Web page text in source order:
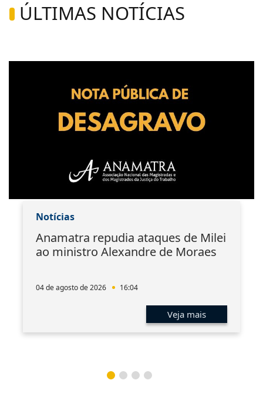
ÚLTIMAS NOTÍCIAS
Notícias
Anamatra repudia ataques de Milei
ao ministro Alexandre de Moraes
04 de agosto de 2026 16:04
Veja mais